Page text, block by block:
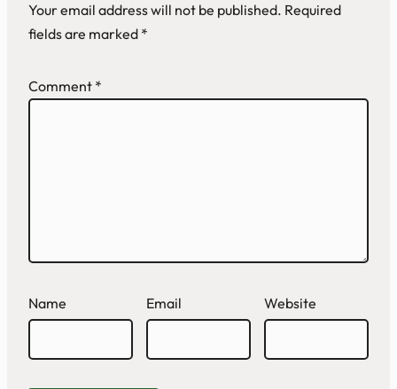
Your email address will not be published. Required
fields are marked *
Comment *
Name Email Website